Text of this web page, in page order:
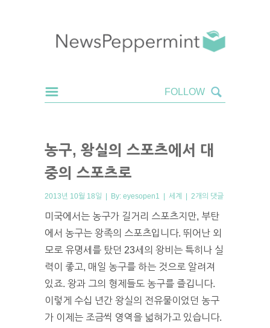
농구, 왕실의 스포츠에서 대
중의 스포츠로
2013년 10월 18일 | By: eyesopen1 | 세계 | 2개의 댓글
미국에서는 농구가 길거리 스포츠지만, 부탄
에서 농구는 왕족의 스포츠입니다. 뛰어난 외
모로 유명세를 탔던 23세의 왕비는 특히나 실
력이 좋고, 매일 농구를 하는 것으로 알려져
있죠. 왕과 그의 형제들도 농구를 즐깁니다.
이렇게 수십 년간 왕실의 전유물이었던 농구
가 이제는 조금씩 영역을 넓혀가고 있습니다.